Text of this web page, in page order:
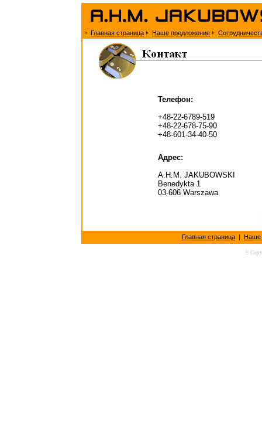
Главная страница Наше предложение
Телефон:
+48-22-6789-519
+48-22-678-75-90
+48-601-34-40-50
Адрес:
A.H.M. JAKUBOWSKI
Benedykta 1
03-606 Warszawa
Главная страница | Наше
©